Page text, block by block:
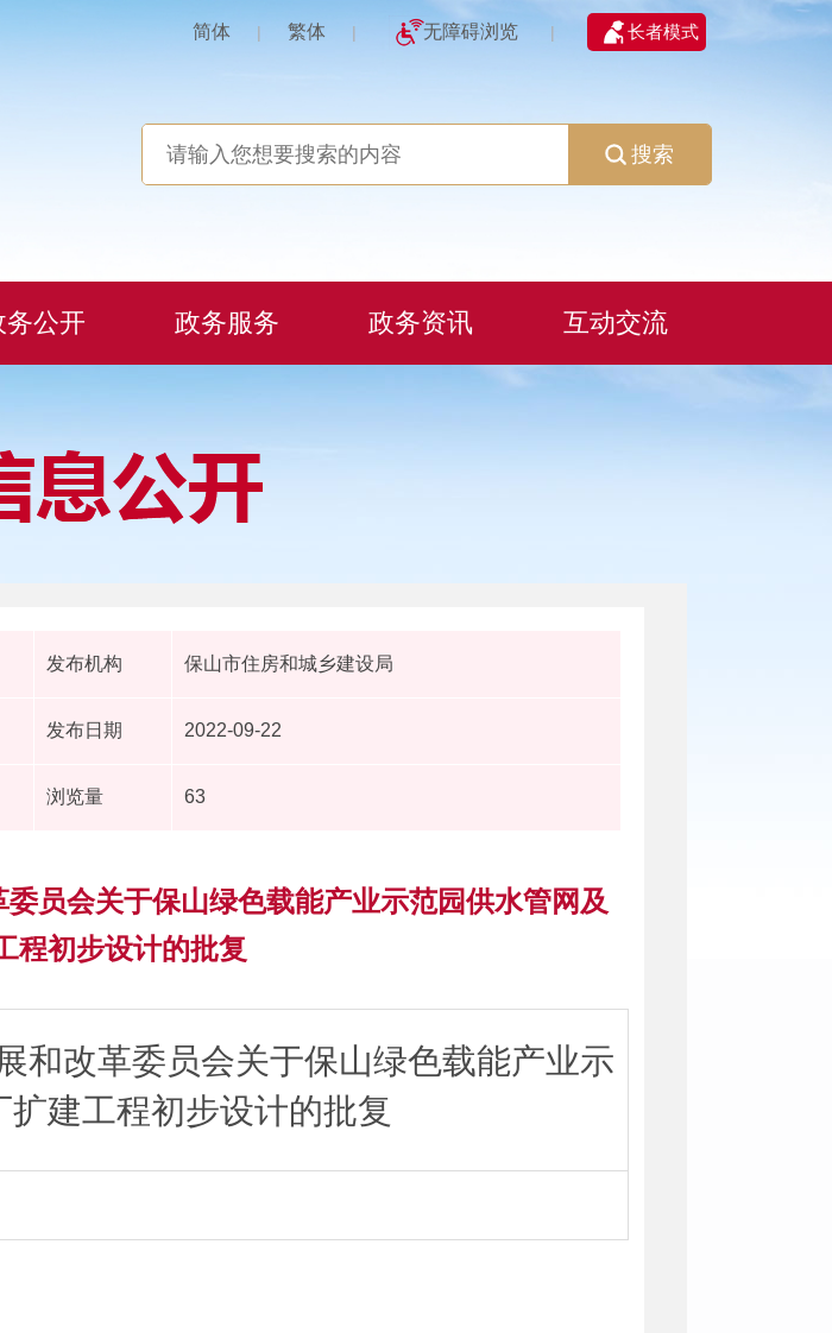
简体 | 繁体 | 无障碍浏览 | 长者模式
搜索
务公开 政务服务 政务资讯 互动交流
发布机构 保山市住房和城乡建设局
发布日期 2022-09-22
浏览量 63
员会关于保山绿色载能产业示范园供水管网及
程初步设计的批复
和改革委员会关于保山绿色载能产业示
扩建工程初步设计的批复